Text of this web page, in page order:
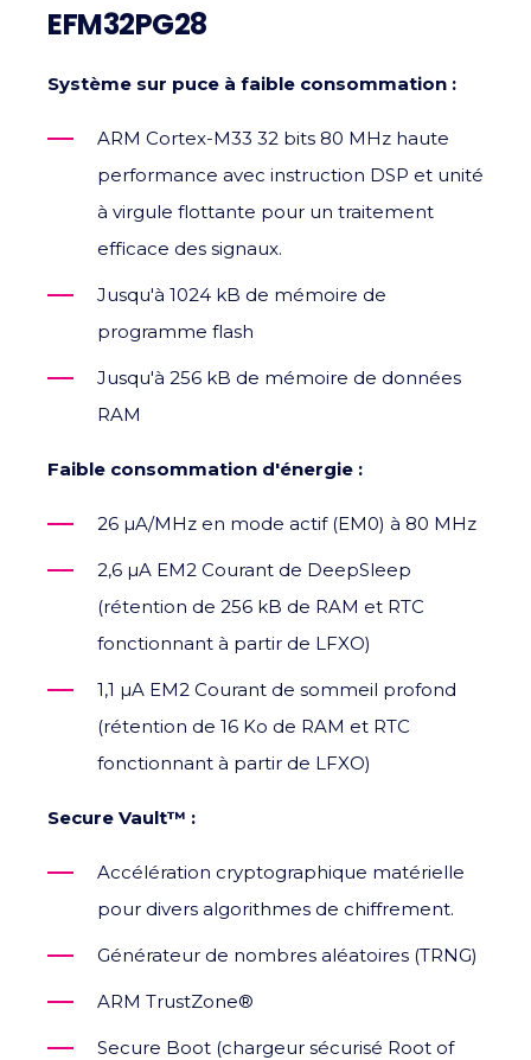
EFM32PG28
Système sur puce à faible consommation :
ARM Cortex-M33 32 bits 80 MHz haute
performance avec instruction DSP et unité
à virgule flottante pour un traitement
efficace des signaux.
Jusqu'à 1024 kB de mémoire de
programme flash
Jusqu'à 256 kB de mémoire de données
RAM
Faible consommation d'énergie :
26 μA/MHz en mode actif (EM0) à 80 MHz
2,6 μA EM2 Courant de DeepSleep
(rétention de 256 kB de RAM et RTC
fonctionnant à partir de LFXO)
1,1 μA EM2 Courant de sommeil profond
(rétention de 16 Ko de RAM et RTC
fonctionnant à partir de LFXO)
Secure Vault™ :
Accélération cryptographique matérielle
pour divers algorithmes de chiffrement.
Générateur de nombres aléatoires (TRNG)
ARM TrustZone®
Secure Boot (chargeur sécurisé Root of